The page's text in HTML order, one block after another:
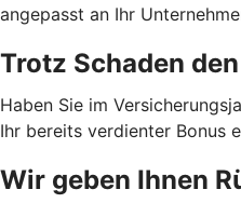
angepasst an Ihr
Trotz Schaden
Haben Sie im
Ihr bereits verdienter Bonus
Wir geben Ihnen